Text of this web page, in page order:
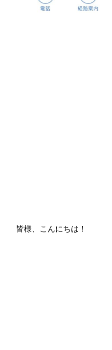
皆様、こんにちは！